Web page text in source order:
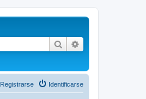
Buscar
Identificarse
Registrarse